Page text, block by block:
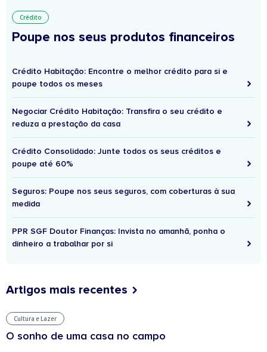
Crédito
Poupe nos seus produtos financeiros
Crédito Habitação: Encontre o melhor crédito para si e
poupe todos os meses
Negociar Crédito Habitação: Transfira o seu crédito e
reduza a prestação da casa
Crédito Consolidado: Junte todos os seus créditos e
poupe até 60%
Seguros: Poupe nos seus seguros, com coberturas à sua
medida
PPR SGF Doutor Finanças: Invista no amanhã, ponha o
dinheiro a trabalhar por si
Artigos mais recentes
Cultura e Lazer
O sonho de uma casa no campo